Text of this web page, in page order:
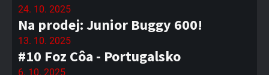
24. 10. 2025
Na prodej: Junior Buggy 600!
13. 10. 2025
#10 Foz Côa - Portugalsko
6. 10. 2025